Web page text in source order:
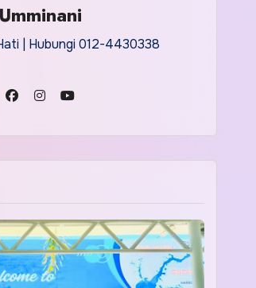
Umminani
| Hubungi 012-4430338